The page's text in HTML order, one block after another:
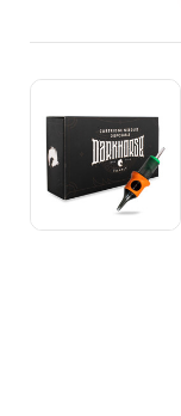
Количество